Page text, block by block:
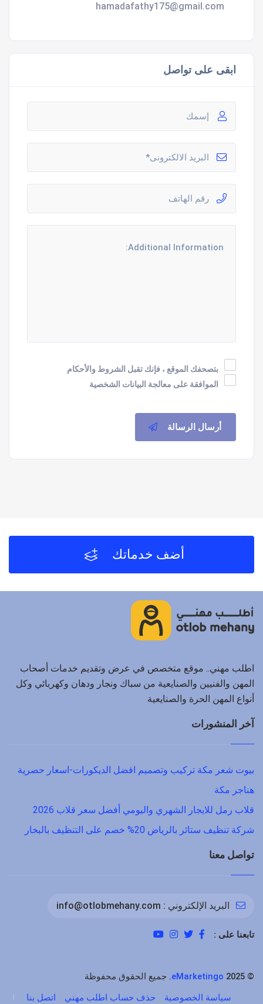
hamadafathy175@gmail.com
ابقى على تواصل
بتصحفك الموقع ، فإنك تقبل الشروط والأحكام
الموافقة على معالجة البيانات الشخصية
أرسال الرسالة
أضف خدماتك
اطلب مهني.. موقع متخصص في عرض وتقديم خدمات أصحاب
المهن والفنيين والصنايعية من سباك ونجار ودهان وكهربائي وكل
أنواع المهن الحرة والصنايعية
آخر المنشورات
بيوت شعر مكة تركيب وتصميم افضل الديكورات-اسعار حصرية
هناجر مكة
قلاب رمل للايجار الشهري واليومي أفضل سعر قلاب 2026
شركة تنظيف ستائر بالرياض 20% خصم على التنظيف بالبخار
تواصل معنا
البريد الإلكتروني : info@otlobmehany.com
تابعنا على :
©
eMarketingo 2025. جميع الحقوق محفوظة
سياسة الخصوصية
حذف حساب اطلب مهني اتصل بنا